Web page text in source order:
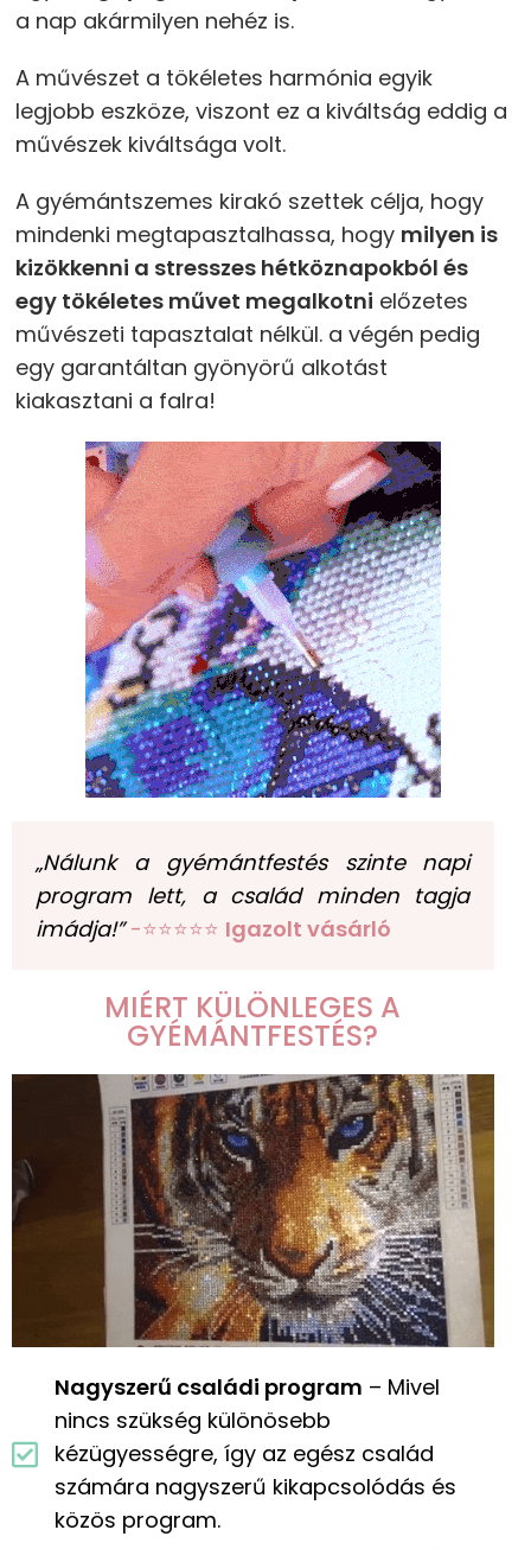
a nap akármilyen nehéz is.
A művészet a tökéletes harmónia egyik
legjobb eszköze, viszont ez a kiváltság eddig a
művészek kiváltsága volt.
A gyémántszemes kirakó szettek célja, hogy
mindenki megtapasztalhassa, hogy milyen is
kizökkenni a stresszes hétköznapokból és
egy tökéletes művet megalkotni előzetes
művészeti tapasztalat nélkül. a végén pedig
egy garantáltan gyönyörű alkotást
kiakasztani a falra!
„Nálunk a gyémántfestés szinte napi
program lett, a család minden tagja
imádja!” -⭐⭐⭐⭐⭐ Igazolt vásárló
MIÉRT KÜLÖNLEGES A
GYÉMÁNTFESTÉS?
Nagyszerű családi program – Mivel
nincs szükség különösebb
kézügyességre, így az egész család
számára nagyszerű kikapcsolódás és
közös program.